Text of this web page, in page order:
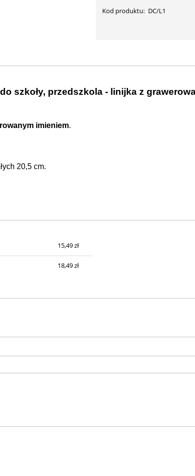
Kod produktu: DC/L1
szkoły, przedszkola - linijka z
imieniem.
20,5 cm.
EWENTUALNYCH
15,49 zł
18,49 zł